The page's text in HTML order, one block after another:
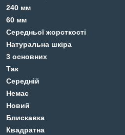
240 мм
60 мм
Середньої жорсткості
Натуральна шкіра
3 основних
Так
Середній
Немає
Новий
Блискавка
Квадратна